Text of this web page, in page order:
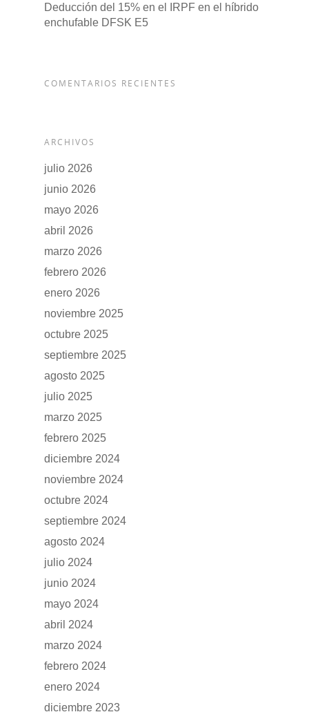
Deducción del 15% en el IRPF en el híbrido
enchufable DFSK E5
COMENTARIOS RECIENTES
ARCHIVOS
julio 2026
junio 2026
mayo 2026
abril 2026
marzo 2026
febrero 2026
enero 2026
noviembre 2025
octubre 2025
septiembre 2025
agosto 2025
julio 2025
marzo 2025
febrero 2025
diciembre 2024
noviembre 2024
octubre 2024
septiembre 2024
agosto 2024
julio 2024
junio 2024
mayo 2024
abril 2024
marzo 2024
febrero 2024
enero 2024
diciembre 2023